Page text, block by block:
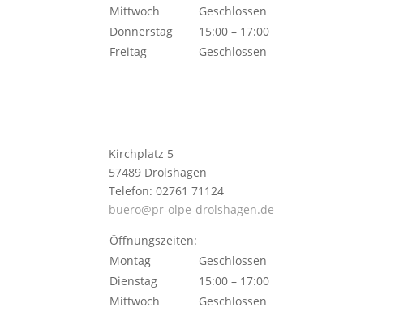
Mittwoch
Geschlossen
Donnerstag
15:00 – 17:00
Freitag
Geschlossen
Kirchplatz 5
57489 Drolshagen
Telefon: 02761 71124
buero@pr-olpe-drolshagen.de
Öffnungszeiten:
Montag
Geschlossen
Dienstag
15:00 – 17:00
Mittwoch
Geschlossen